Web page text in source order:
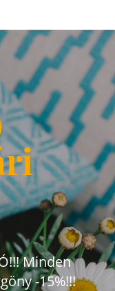
Minden
-15%!!!